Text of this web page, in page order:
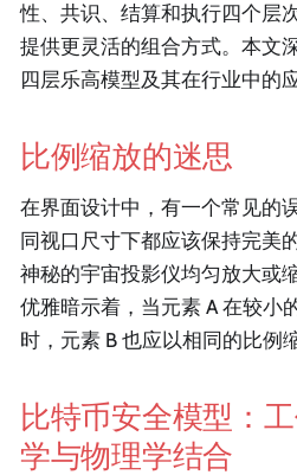
性、共识、结算和执行四个层
提供更灵活的组合方式。本文
四层乐高模型及其在行业中的
比例缩放的迷思
在界面设计中，有一个常见的
同视口尺寸下都应该保持完美
神秘的宇宙投影仪均匀放大或
优雅暗示着，当元素 A 在较小
时，元素 B 也应以相同的比例
比特币安全模型：
学与物理学结合